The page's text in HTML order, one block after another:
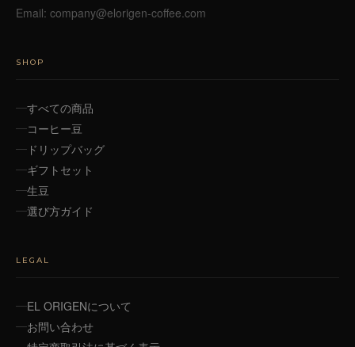
Email: company@elorigen-coffee.com
SHOP
すべての商品
コーヒー豆
ドリップバッグ
ギフトセット
生豆
選び方ガイド
LEGAL
EL ORIGENについて
お問い合わせ